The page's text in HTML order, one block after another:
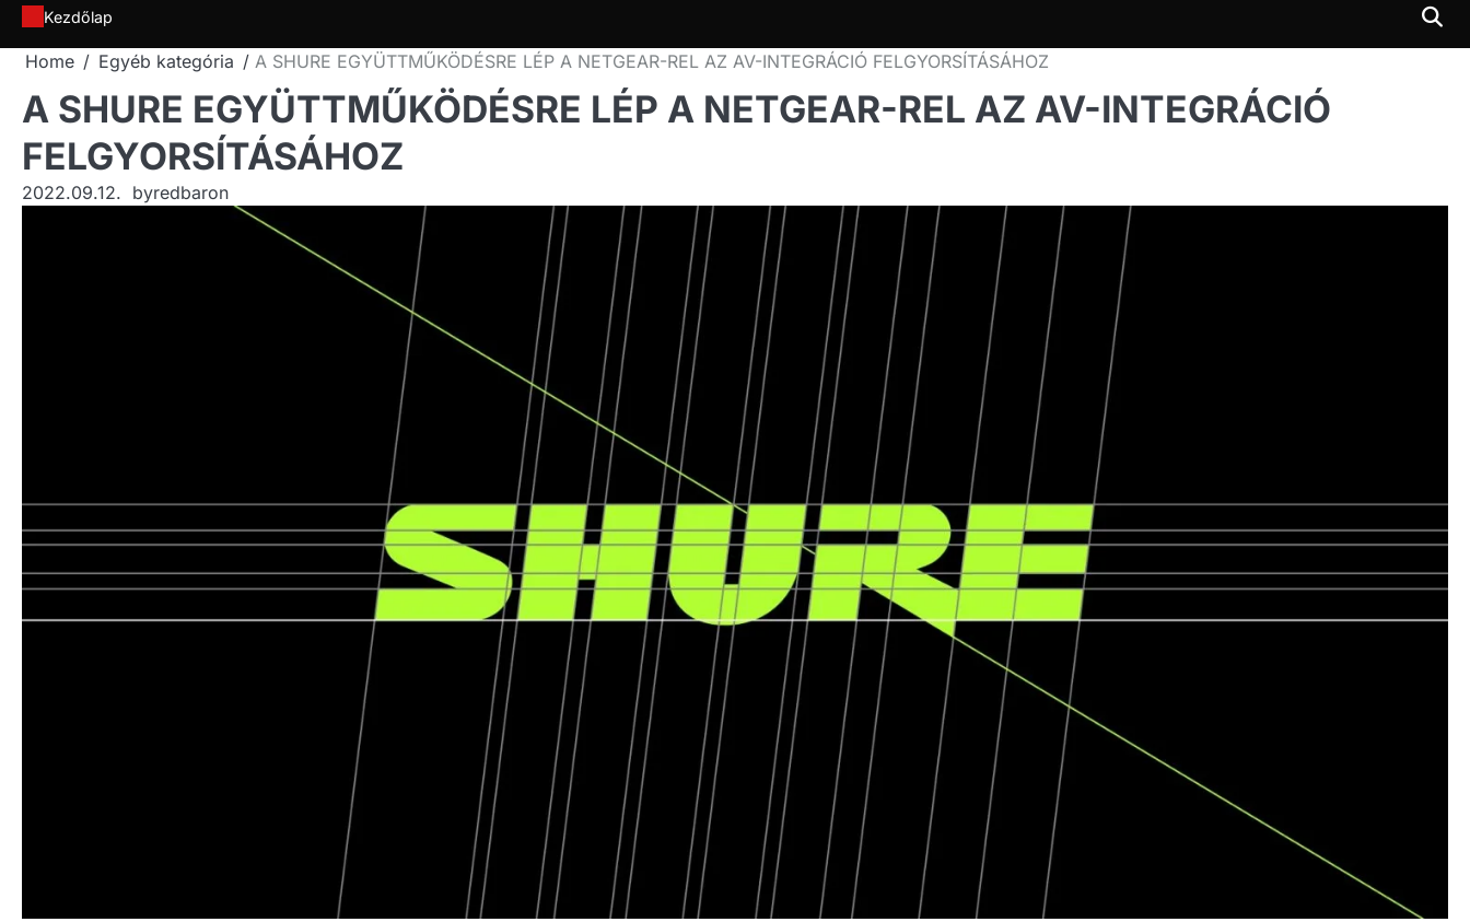
Skip
content
Kezdőlap
Home Egyéb kategória A SHURE EGYÜTTMŰKÖDÉSRE LÉP A NETGEAR-REL AZ AV-INTEGRÁCIÓ FELGYORSÍTÁSÁHOZ
A SHURE EGYÜTTMŰKÖDÉSRE LÉP A NETGEAR-REL AZ AV-INTEGRÁCIÓ
FELGYORSÍTÁSÁHOZ
2022.09.12. byredbaron